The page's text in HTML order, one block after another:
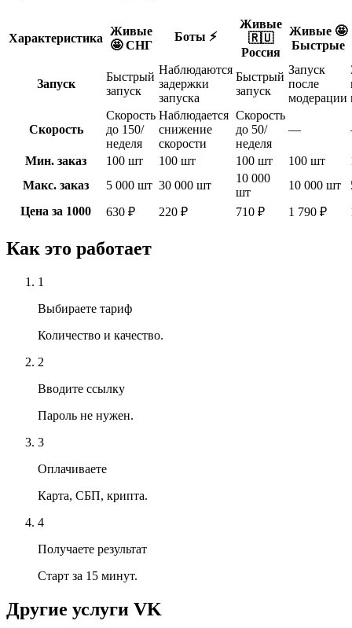
Характеристика
Живые
🤩 СНГ
Боты ⚡️
Живые
🇷🇺
Россия
Живые 🤩
Быстрые
Запуск
Быстрый
запуск
Наблюдаются
задержки
запуска
Быстрый
запуск
Запуск
после
модерации
Скорость
Скорость
до 150/
неделя
Наблюдается
снижение
скорости
Скорость
до 50/
неделя
—
Мин. заказ 100 шт 100 шт 100 шт 100 шт
Макс. заказ
5 000 шт 30 000 шт
10 000
шт
10 000 шт
Цена за 1000
630 ₽ 220 ₽ 710 ₽ 1 790 ₽
Как это работает
1
Выбираете тариф
Количество и качество.
2
Вводите ссылку
Пароль не нужен.
3
Оплачиваете
Карта, СБП, крипта.
4
Получаете результат
Старт за 15 минут.
Другие услуги VK